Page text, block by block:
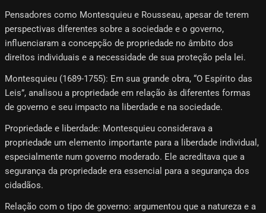
Pensadores como Montesquieu e Rousseau, apesar de terem
perspectivas diferentes sobre a sociedade e o governo,
influenciaram a concepção de propriedade no âmbito dos
direitos individuais e a necessidade de sua proteção pela lei.
Montesquieu (1689-1755): Em sua grande obra, “O Espírito das
Leis”, analisou a propriedade em relação às diferentes formas
de governo e seu impacto na liberdade e na sociedade.
Propriedade e liberdade: Montesquieu considerava a
propriedade um elemento importante para a liberdade individual,
especialmente num governo moderado. Ele acreditava que a
segurança da propriedade era essencial para a segurança dos
cidadãos.
Relação com o tipo de governo: argumentou que a natureza e a